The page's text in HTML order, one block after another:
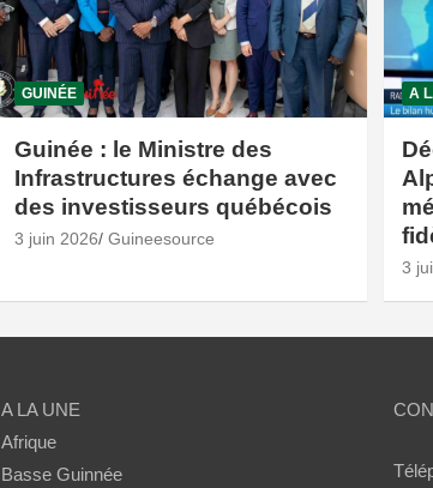
GUINÉE
Guinée : le Ministre des
Infrastructures échange avec
des investisseurs québécois
3 juin 2026 Guineesource
A
3
A LA UNE
Afrique
Basse Guinnée